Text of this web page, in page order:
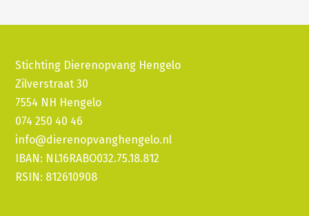
Stichting Dierenopvang Hengelo
Zilverstraat 30
7554 NH Hengelo
074 250 40 46
info@dierenopvanghengelo.nl
IBAN: NL16RABO032.75.18.812
RSIN: 812610908